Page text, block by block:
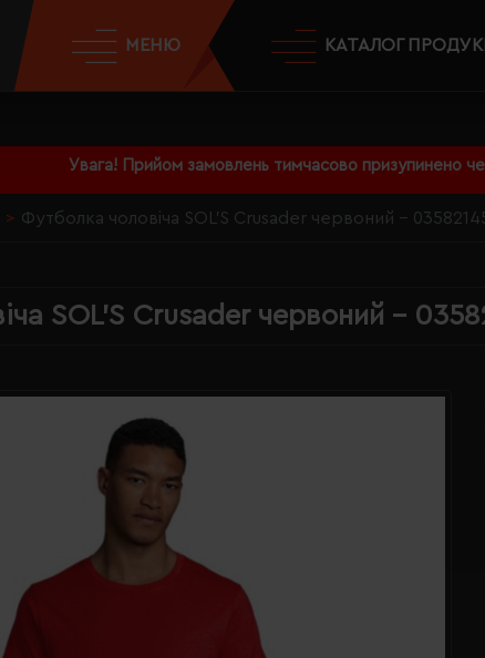
Увага! Прийом замовлень тимчасово призупинено
МЕНЮ КАТАЛОГ
Футболка чоловіча SOL'S Crusader червоний -
SOL'S Crusader червоний -